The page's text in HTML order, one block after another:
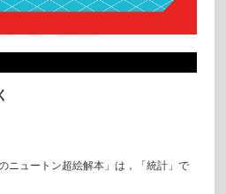
ニュートン超絵解本」は，「統計」で